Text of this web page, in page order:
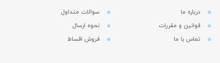
درباره ما
قوانین و مقررات
تماس با ما
سوالات متداول
نحوه ارسال
فروش اقساط